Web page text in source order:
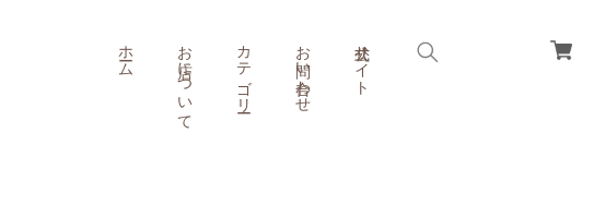
ホーム お店について カテゴリー お問い合わせ 公式サイト